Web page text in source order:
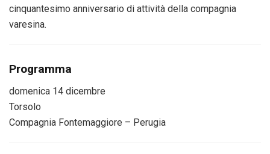
cinquantesimo anniversario di attività della compagnia
varesina.
Programma
domenica 14 dicembre
Torsolo
Compagnia Fontemaggiore – Perugia